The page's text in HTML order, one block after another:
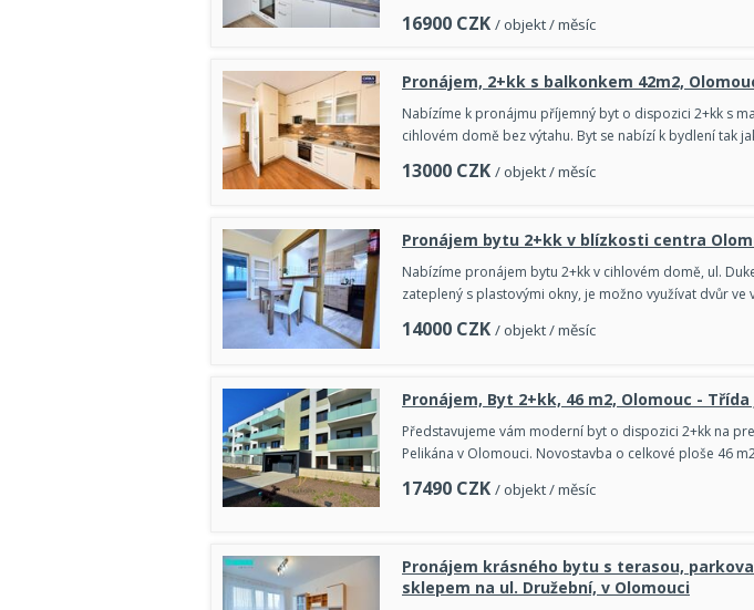
16900 CZK / objekt / měsíc
Pronájem, 2+kk s balkonkem 42m2,
Nabízíme k pronájmu příjemný byt o dispozici 2+kk s
cihlovém domě bez výtahu. Byt se nabízí k bydlení tak
13000 CZK / objekt / měsíc
Pronájem bytu 2+kk v blízkosti centra
Nabízíme pronájem bytu 2+kk v cihlovém domě, ul.
zateplený s plastovými okny, je možno využívat dvůr
14000 CZK / objekt / měsíc
Pronájem, Byt 2+kk, 46 m2, Olomouc -
Představujeme vám moderní byt o dispozici 2+kk na
Pelikána v Olomouci. Novostavba o celkové ploše 46
17490 CZK / objekt / měsíc
Pronájem krásného bytu s terasou,
sklepem na ul. Družební, v Olomouci